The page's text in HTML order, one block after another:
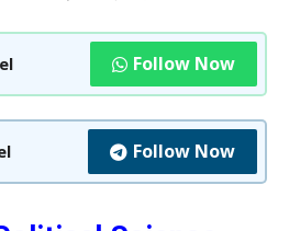
Follow Now
Follow Now